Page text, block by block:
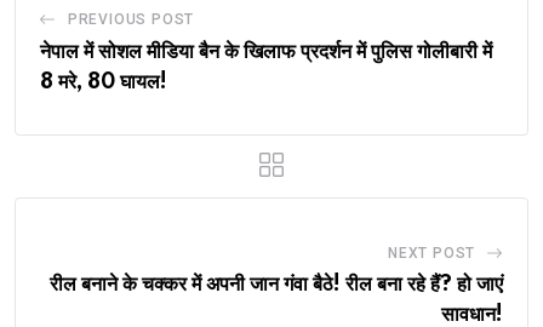
PREVIOUS POST
नेपाल में सोशल मीडिया बैन के खिलाफ प्रदर्शन में पुलिस गोलीबारी में
8 मरे, 80 घायल!
NEXT POST
रील बनाने के चक्कर में अपनी जान गंवा बैठे! रील बना रहे हैं? हो जाएं
सावधान!